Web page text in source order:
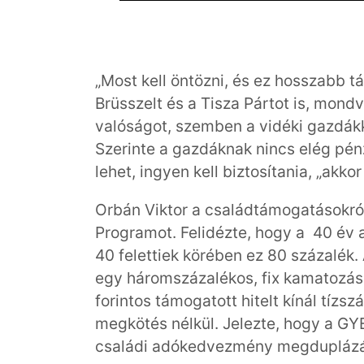
„Most kell öntözni, és ez hosszabb
Brüsszelt és a Tisza Pártot is,
valóságot, szemben a vidéki
Szerinte a gazdáknak nincs elég
lehet, ingyen kell biztosítania,
Orbán Viktor a
Programot. Felidézte, hogy a 40 év
40 felettiek körében ez 80
egy háromszázalékos, fix
forintos támogatott hitelt kínál
megkötés nélkül. Jelezte, hogy a
családi adókedvezmény